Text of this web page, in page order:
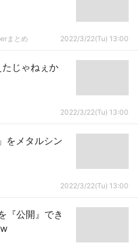
まとめ 2022/3/22(Tu) 13:00
たじゃねぇか
2022/3/22(Tu) 13:00
をメタルシン
2022/3/22(Tu) 13:00
『公開』でき